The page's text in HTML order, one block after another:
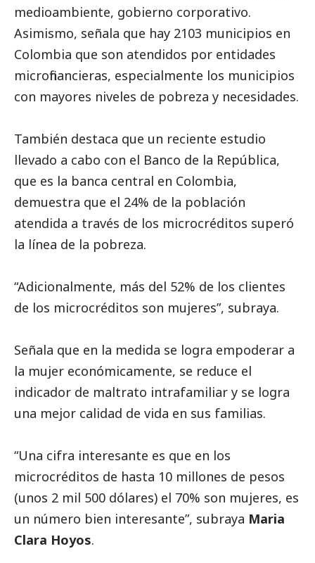
medioambiente, gobierno corporativo.
Asimismo, señala que hay 2103 municipios en
Colombia que son atendidos por entidades
microfinancieras, especialmente los municipios
con mayores niveles de pobreza y necesidades.
También destaca que un reciente estudio
llevado a cabo con el Banco de la República,
que es la banca central en Colombia,
demuestra que el 24% de la población
atendida a través de los microcréditos superó
la línea de la pobreza.
“Adicionalmente, más del 52% de los clientes
de los microcréditos son mujeres”, subraya.
Señala que en la medida se logra empoderar a
la mujer económicamente, se reduce el
indicador de maltrato intrafamiliar y se logra
una mejor calidad de vida en sus familias.
“Una cifra interesante es que en los
microcréditos de hasta 10 millones de pesos
(unos 2 mil 500 dólares) el 70% son mujeres, es
un número bien interesante”, subraya Maria
Clara Hoyos.